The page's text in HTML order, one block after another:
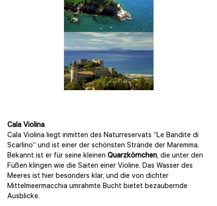
Cala Violina
Cala Violina liegt inmitten des Naturreservats “Le Bandite di
Scarlino” und ist einer der schönsten Strände der Maremma.
Bekannt ist er für seine kleinen Quarzkörnchen, die unter den
Füßen klingen wie die Saiten einer Violine. Das Wasser des
Meeres ist hier besonders klar, und die von dichter
Mittelmeermacchia umrahmte Bucht bietet bezaubernde
Ausblicke.